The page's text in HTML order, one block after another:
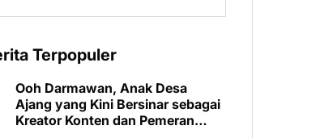
Terpopuler
Ooh Darmawan, Anak Desa
Ajang yang Kini Bersinar sebagai
Kreator Konten dan Pemeran